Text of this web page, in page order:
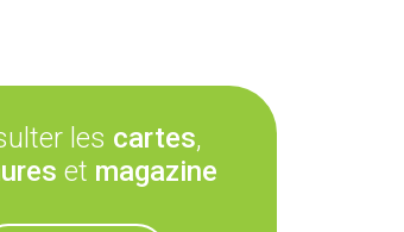
les cartes,
et magazine